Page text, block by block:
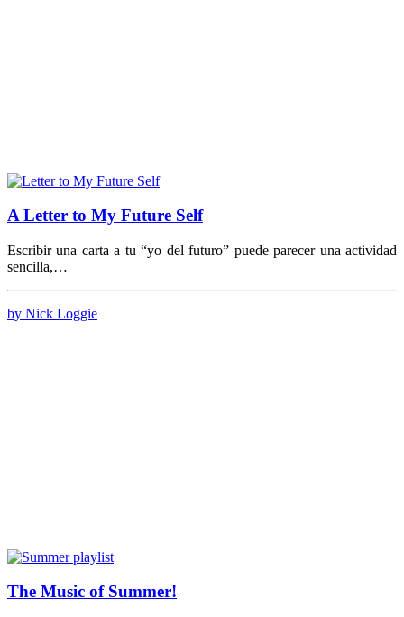
A Letter to My Future Self
Escribir una carta a tu “yo del futuro” puede parecer una actividad
sencilla,…
by Nick Loggie
The Music of Summer!